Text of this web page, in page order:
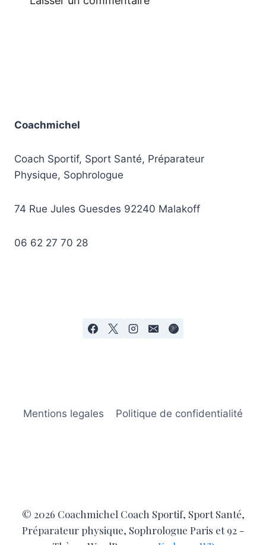
Coachmichel
Coach Sportif, Sport Santé, Préparateur
Physique, Sophrologue
74 Rue Jules Guesdes 92240 Malakoff
06 62 27 70 28
Mentions legales Politique de confidentialité
© 2026 Coachmichel Coach Sportif, Sport Santé,
Préparateur physique, Sophrologue Paris et 92 -